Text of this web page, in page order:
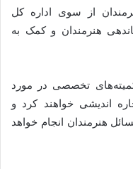
از سوی اداره کل
هنرمندان و کمک به
تخصصی در مورد
اندیشی خواهند کرد و
هنرمندان انجام خواهد